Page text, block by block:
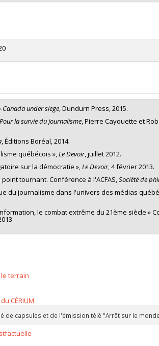
Canada under siege , Dundurn Press, 2015.
la survie du journalisme , Pierre Cayouette et
, Éditions Boréal, 2014.
québécois », Le Devoir, juillet 2012.
sur la démocratie », Le Devoir, 4 février 2013.
tournant. Conférence à l'ACFAS, Société de
du journalisme dans l'univers des médias
le combat extrême du 21ème siècle »
terrain
CÉRIUM
de capsules et de l'émission télé "Arrêt sur le